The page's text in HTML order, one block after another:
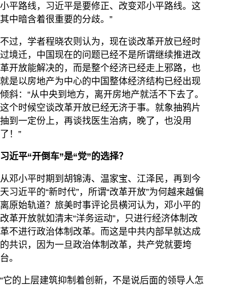
小平路线，习近平是要修正、改变邓小平路线。这
其中暗含着很重要的分歧。”
不过，学者程晓农则认为，现在谈改革开放已经时
过境迁，中国现在的问题已经不是所谓继续推进改
革开放能解决的，而是整个经济已经走上邪路，也
就是以房地产为中心的中国整体经济结构已经出现
倾斜：“从中央到地方，离开房地产就活不下去了。
这个时候空谈改革开放已经无济于事。就象抽鸦片
抽到一定份上，再谈找医生治病，晚了，也没用
了！”
习近平“开倒车”是“党”的选择？
从邓小平时期到胡锦涛、温家宝、江泽民，再到今
天习近平的“新时代”，所谓“改革开放”为何越来越偏
离原始轨道？旅美时事评论员横河认为，邓小平的
改革开放就如清末“洋务运动”，只进行经济体制改
革不进行政治体制改革。而这是中共内部早就达成
的共识，因为一旦政治体制改革，共产党就要垮
台。
“它的上层建筑抑制着创新，不是说后面的领导人怎